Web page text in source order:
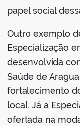
papel social
Outro exemplo
Especialização
desenvolvida
Saúde de
fortalecimento
local. Já a
ofertada na